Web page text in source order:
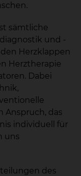
sämtliche
und -
Herzklappen
Herztherapie
Dabei
Anspruch, das
individuell für
uns
des